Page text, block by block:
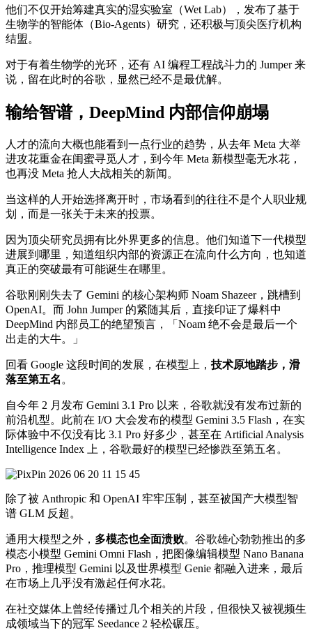
他们不仅开始筹建真实的湿实验室（Wet Lab），发布了基于
生物学的智能体（Bio-Agents）研究，还积极与顶尖医疗机构
结盟。
对于有着生物学的光环，还有 AI 编程工程战斗力的 Jumper 来
说，留在此时的谷歌，显然已经不是最优解。
输给智谱，DeepMind 内部信仰崩塌
人才的流向大概也能看到一点行业的趋势，从去年 Meta 大举
进攻花重金在闺蜜寻觅人才，到今年 Meta 新模型毫无水花，
也再没 Meta 抢人大战相关的新闻。
当这样的人开始选择离开时，市场看到的往往不是个人职业规
划，而是一张关于未来的投票。
因为顶尖研究员拥有比外界更多的信息。他们知道下一代模型
进展到哪里，知道组织内部的资源正在流向什么方向，也知道
真正的突破最有可能诞生在哪里。
谷歌刚刚失去了 Gemini 的核心架构师 Noam Shazeer，跳槽到
OpenAI。而 John Jumper 的紧随其后，直接印证了爆料中
DeepMind 内部员工的绝望预言，「Noam 绝不会是最后一个
出走的大牛。」
回看 Google 这段时间的发展，在模型上， 技术原地踏步，滑
落至第五名 。
自今年 2 月发布 Gemini 3.1 Pro 以来，谷歌就没有发布过新的
前沿机型。此前在 I/O 大会发布的模型 Gemini 3.5 Flash，在实
际体验中不仅没有比 3.1 Pro 好多少，甚至在 Artificial Analysis
Intelligence Index 上，谷歌最好的模型已经惨跌至第五名。
除了被 Anthropic 和 OpenAI 牢牢压制，甚至被国产大模型智
谱 GLM 反超。
通用大模型之外， 多模态也全面溃败。谷歌雄心勃勃推出的多
模态小模型 Gemini Omni Flash，把图像编辑模型 Nano Banana
Pro，推理模型 Gemini 以及世界模型 Genie 都融入进来，最后
在市场上几乎没有激起任何水花。
在社交媒体上曾经传播过几个相关的片段，但很快又被视频生
成领域当下的冠军 Seedance 2 轻松碾压。